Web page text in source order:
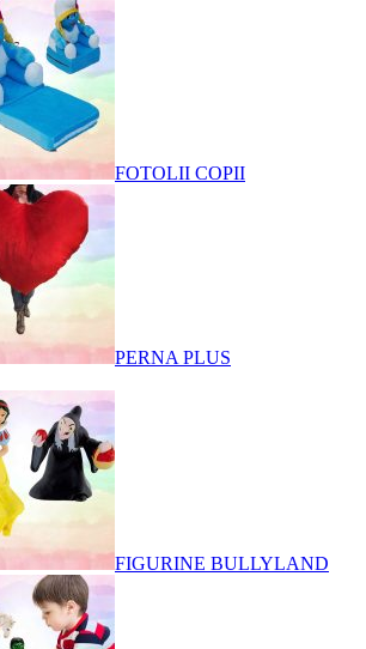
FOTOLII COPII
PERNA PLUS
FIGURINE BULLYLAND